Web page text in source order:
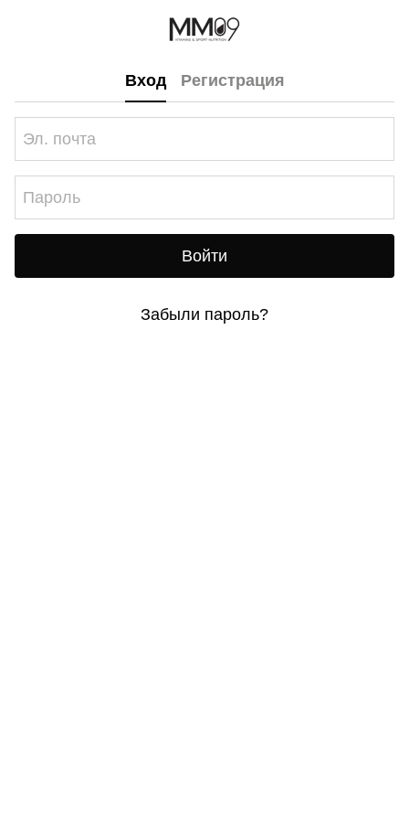
Вход Регистрация
Войти
Забыли пароль?